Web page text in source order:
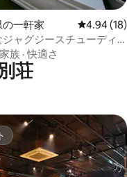
星の平均評価
一軒家 レビュー
4.94 (18)
ャグジースチューディ
家族 ·快適さ
荘